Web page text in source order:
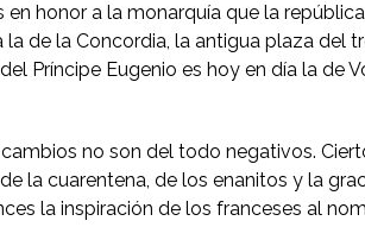
en honor a la monarquía que la
la de la Concordia, la antigua plaza del
Príncipe Eugenio es hoy en día la de
cambios no son del todo negativos.
la cuarentena, de los enanitos y la
la inspiración de los franceses al